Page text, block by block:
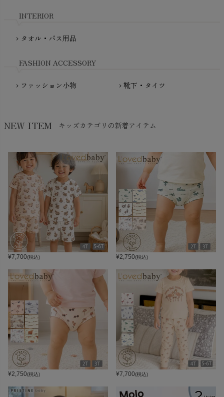
NewNative（ニューネイティブ）
INTERIOR
chevron_right タオル・バス用品
FASHION ACCESSORY
chevron_right ファッション小物 chevron_right 靴下・タイツ
NEW ITEM キッズカテゴリの新着アイテム
¥7,700(税込) ¥2,750(税込)
¥2,750(税込) ¥7,700(税込)